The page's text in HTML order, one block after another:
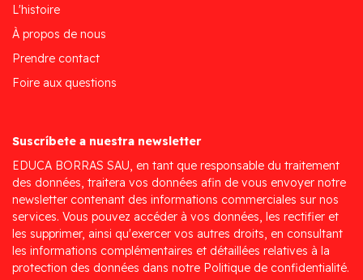
L'histoire
À propos de nous
Prendre contact
Foire aux questions
Suscríbete a nuestra newsletter
EDUCA BORRAS SAU, en tant que responsable du traitement
des données, traitera vos données afin de vous envoyer notre
newsletter contenant des informations commerciales sur nos
services. Vous pouvez accéder à vos données, les rectifier et
les supprimer, ainsi qu'exercer vos autres droits, en consultant
les informations complémentaires et détaillées relatives à la
protection des données dans notre Politique de confidentialité.